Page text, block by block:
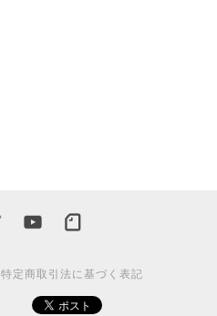
特定商取引法に基づく表記